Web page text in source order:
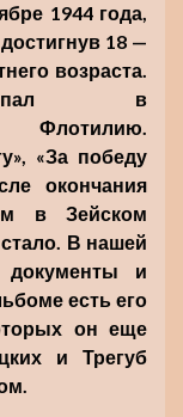
1944 года,
18 —
возраста.
в
Флотилию.
«За победу
окончания
в Зейском
В нашей
документы и
есть его
он еще
и Трегуб